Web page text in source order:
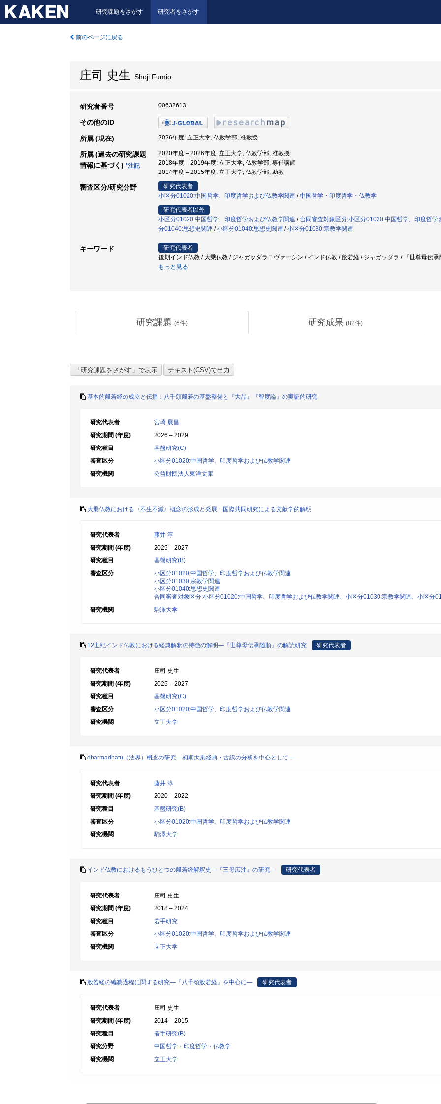
研究課題をさがす 研究者をさがす
前のページに戻る
庄司 史生 Shoji Fumio
研究者番号 00632613
その他のID
所属 (現在) 2026年度: 立正大学, 仏教学部, 准教授
所属 (過去の研究課題
情報に基づく) *注記
2020年度 – 2026年度: 立正大学, 仏教学部, 准教授
2018年度 – 2019年度: 立正大学, 仏教学部, 専任講師
2014年度 – 2015年度: 立正大学, 仏教学部, 助教
審査区分/研究分野
研究代表者
小区分01020:中国哲学、印度哲学および仏教学関連 /中国哲学・印度哲学・仏教学
研究代表者以外
小区分01020:中国哲学、印度哲学および仏教学関連 /合同審査対象区分:小区分01020:中国哲学、印度哲
分01040:思想史関連 /小区分01040:思想史関連 /小区分01030:宗教学関連
キーワード
研究代表者
後期インド仏教 / 大乗仏教 / ジャガッダラニヴァーシン / インド仏教 / 般若経 / ジャガッダラ / 『世尊母伝
もっと見る
研究課題 (6件) 研究成果 (82件)
基本的般若経の成立と伝播：八千頌般若の基盤整備と『大品』『智度論』の実証的研究
研究代表者
宮崎 展昌
研究期間 (年度)
2026 – 2029
研究種目
基盤研究(C)
審査区分
小区分01020:中国哲学、印度哲学および仏教学関連
研究機関
公益財団法人東洋文庫
大乗仏教における〈不生不滅〉概念の形成と発展：国際共同研究による文献学的解明
研究代表者
藤井 淳
研究期間 (年度)
2025 – 2027
研究種目
基盤研究(B)
審査区分
小区分01020:中国哲学、印度哲学および仏教学関連
小区分01030:宗教学関連
小区分01040:思想史関連
合同審査対象区分:小区分01020:中国哲学、印度哲学および仏教学関連、小区分01030:宗教学関連、小区分
研究機関
駒澤大学
12世紀インド仏教における経典解釈の特徴の解明―『世尊母伝承随順』の解読研究 研究代表者
研究代表者
庄司 史生
研究期間 (年度)
2025 – 2027
研究種目
基盤研究(C)
審査区分
小区分01020:中国哲学、印度哲学および仏教学関連
研究機関
立正大学
dharmadhatu（法界）概念の研究―初期大乗経典・古訳の分析を中心として―
研究代表者
藤井 淳
研究期間 (年度)
2020 – 2022
研究種目
基盤研究(B)
審査区分
小区分01020:中国哲学、印度哲学および仏教学関連
研究機関
駒澤大学
インド仏教におけるもうひとつの般若経解釈史－『三母広注』の研究－ 研究代表者
研究代表者
庄司 史生
研究期間 (年度)
2018 – 2024
研究種目
若手研究
審査区分
小区分01020:中国哲学、印度哲学および仏教学関連
研究機関
立正大学
般若経の編纂過程に関する研究―『八千頌般若経』を中心に― 研究代表者
研究代表者
庄司 史生
研究期間 (年度)
2014 – 2015
研究種目
若手研究(B)
研究分野
中国哲学・印度哲学・仏教学
研究機関
立正大学